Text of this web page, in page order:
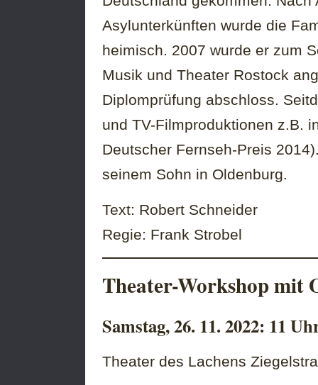
Asylunterkünften wurde die
heimisch. 2007 wurde er zum
Musik und Theater Rostock
Diplomprüfung abschloss.
und TV-Filmproduktionen z.B.
Deutscher Fernseh-Preis
seinem Sohn in Oldenburg.
Text: Robert Schneider
Regie: Frank Strobel
Theater-Workshop mit
Samstag, 26. 11. 2022: 11
Theater des Lachens